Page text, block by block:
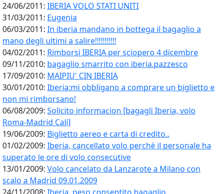
24/06/2011: IBERIA VOLO STATI UNITI
31/03/2011: Eugenia
06/03/2011: In iberia mandano in bottega il bagaglio a
mano degli ultimi a salire!!!!!!!!!!!
04/02/2011: Rimborsi IBERIA per sciopero 4 dicembre
09/11/2010: bagaglio smarrito con iberia.pazzesco
17/09/2010: MAIPIU' CIN IBERIA
30/01/2010: Iberia:mi obbligano a comprare un biglietto e
non mi rimborsano!
06/08/2009: Solicito informacion [bagagli Iberia, volo
Roma-Madrid Cali]
19/06/2009: Biglietto aereo e carta di credito..
01/02/2009: Iberia, cancellato volo perchè il personale ha
superato le ore di volo consecutive
13/01/2009: Volo cancelato da Lanzarote a Milano con
scalo a Madrid 09.01.2009